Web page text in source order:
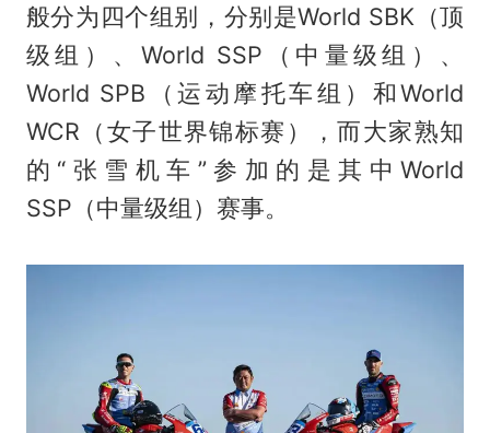
般分为四个组别，分别是World SBK（顶
级组）、World SSP（中量级组）、
World SPB（运动摩托车组）和World
WCR（女子世界锦标赛），而大家熟知
的“张雪机车”参加的是其中World
SSP（中量级组）赛事。